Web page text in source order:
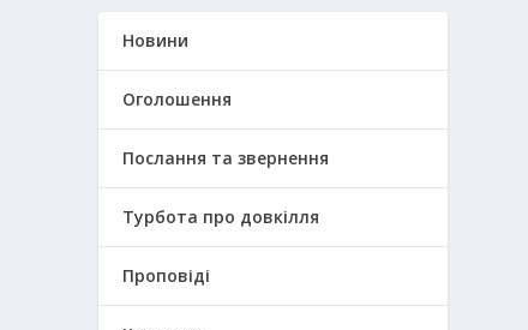
Новини
Оголошення
Послання та звернення
Турбота про довкілля
Проповіді